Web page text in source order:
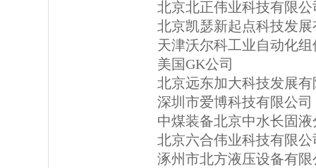
北京北正伟业科技有限公
北京凯瑟新起点科技发
天津沃尔科工业自动化
美国GK公司
北京远东加大科技发展有
深圳市爱博科技有限公司
中煤装备北京中水长固
北京六合伟业科技有限公
涿州市北方液压设备有限